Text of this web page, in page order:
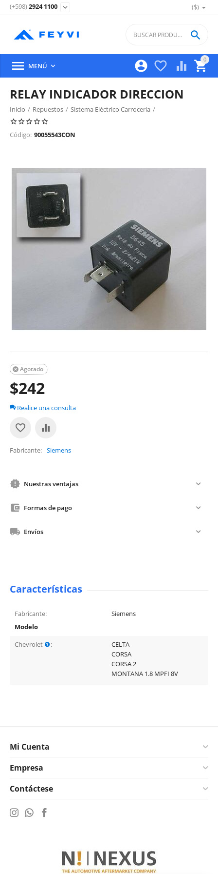
($)
(+598)2924 1100 expand_more
0

 


 MENÚ 
RELAY INDICADOR DIRECCION
Inicio / Repuestos / Sistema Eléctrico Carrocería /
Caja De Reles Y Fusibles
Código: 90055543CON
Agotado

$242
Realice una consulta
Fabricante Siemens
Nuestras ventajas
Formas de pago
Envíos
Características
Fabricante:
Siemens
Modelo
Chevrolet
:
CELTA
CORSA
CORSA 2
MONTANA 1.8 MPFI 8V
Mi Cuenta
Empresa
Contáctese